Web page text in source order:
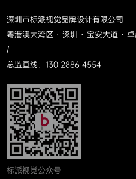
深圳市标派视觉品牌设计有限公司
粤港澳大湾区 · 深圳 · 宝安大道 ·
/
总监直线：130 2886 4554
标派视觉公众号